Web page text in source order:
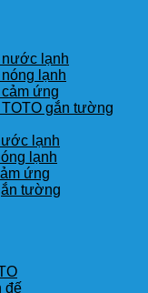
lạnh
lạnh
ứng
gắn tường
lạnh
lạnh
ứng
tường
đế